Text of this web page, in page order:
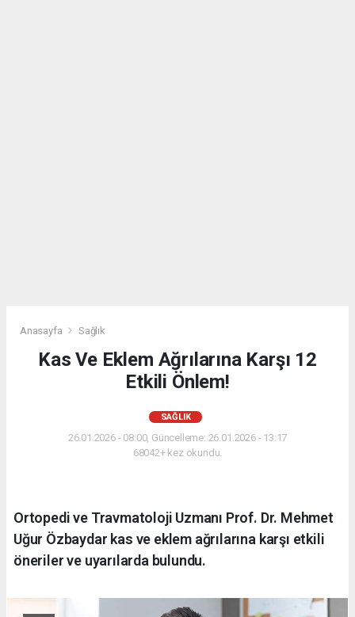
Anasayfa Sağlık
Kas Ve Eklem Ağrılarına Karşı 12
Etkili Önlem!
SAĞLIK
26.01.2026 - 08:00, Güncelleme: 26.01.2026 - 13:17
68042+ kez okundu.
Ortopedi ve Travmatoloji Uzmanı Prof. Dr. Mehmet
Uğur Özbaydar kas ve eklem ağrılarına karşı etkili
öneriler ve uyarılarda bulundu.